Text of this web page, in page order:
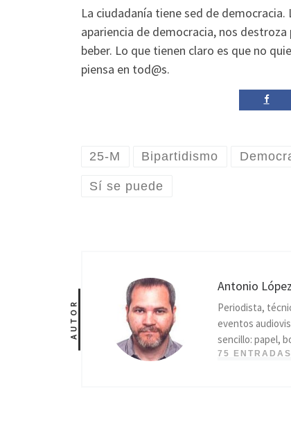
La ciudadanía tiene sed de
apariencia de democracia, nos
beber. Lo que tienen claro es que no
piensa en tod@s.
25-M Bipartidismo
Sí se puede
AUTOR
Antonio López
Periodista,
eventos
sencillo: papel,
75 ENTRADAS